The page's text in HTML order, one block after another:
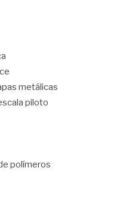
metálicas
piloto
polímeros